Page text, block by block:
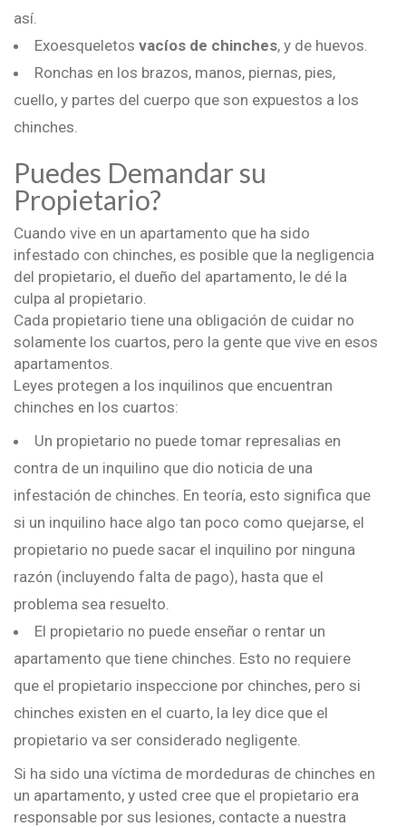
así.
Exoesqueletos vacíos de chinches, y de huevos.
Ronchas en los brazos, manos, piernas, pies,
cuello, y partes del cuerpo que son expuestos a los
chinches.
Puedes Demandar su
Propietario?
Cuando vive en un apartamento que ha sido
infestado con chinches, es posible que la negligencia
del propietario, el dueño del apartamento, le dé la
culpa al propietario.
Cada propietario tiene una obligación de cuidar no
solamente los cuartos, pero la gente que vive en esos
apartamentos.
Leyes protegen a los inquilinos que encuentran
chinches en los cuartos:
Un propietario no puede tomar represalias en
contra de un inquilino que dio noticia de una
infestación de chinches. En teoría, esto significa que
si un inquilino hace algo tan poco como quejarse, el
propietario no puede sacar el inquilino por ninguna
razón (incluyendo falta de pago), hasta que el
problema sea resuelto.
El propietario no puede enseñar o rentar un
apartamento que tiene chinches. Esto no requiere
que el propietario inspeccione por chinches, pero si
chinches existen en el cuarto, la ley dice que el
propietario va ser considerado negligente.
Si ha sido una víctima de mordeduras de chinches en
un apartamento, y usted cree que el propietario era
responsable por sus lesiones, contacte a nuestra